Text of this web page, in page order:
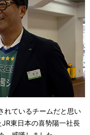
れているチームだと思い
東日本の喜㔟陽一社長